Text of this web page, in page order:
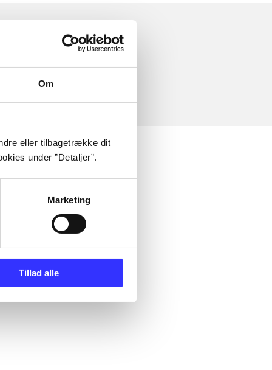
Om
eller tilbagetrække dit
under ”Detaljer”.
Marketing
Tillad alle